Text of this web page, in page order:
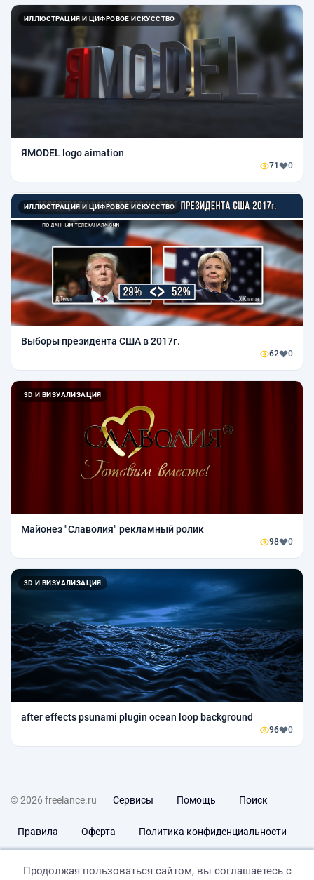
ИЛЛЮСТРАЦИЯ И ЦИФРОВОЕ ИСКУССТВО
ЯMODEL logo aimation
71 0
ИЛЛЮСТРАЦИЯ И ЦИФРОВОЕ ИСКУССТВО
Выборы президента США в 2017г.
62 0
3D И ВИЗУАЛИЗАЦИЯ
Майонез "Славолия" рекламный ролик
98 0
3D И ВИЗУАЛИЗАЦИЯ
after effects psunami plugin ocean loop background
96 0
© 2026 freelance.ru Сервисы Помощь Поиск
Правила Оферта Политика конфиденциальности
Продолжая пользоваться сайтом, вы соглашаетесь с